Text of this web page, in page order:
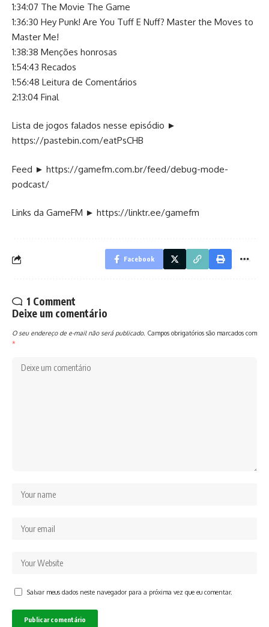
1:34:07 The Movie The Game
1:36:30 Hey Punk! Are You Tuff E Nuff? Master the Moves to
Master Me!
1:38:38 Menções honrosas
1:54:43 Recados
1:56:48 Leitura de Comentários
2:13:04 Final
Lista de jogos falados nesse episódio ►
https://pastebin.com/eatPsCHB
Feed ► https://gamefm.com.br/feed/debug-mode-
podcast/
Links da GameFM ► https://linktr.ee/gamefm
Facebook
1 Comment
Deixe um comentário
O seu endereço de e-mail não será publicado. Campos obrigatórios são marcados com
*
Salvar meus dados neste navegador para a próxima vez que eu comentar.